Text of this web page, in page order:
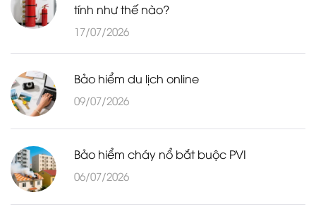
tính như thế nào?
17/07/2026
Bảo hiểm du lịch online
09/07/2026
Bảo hiểm cháy nổ bắt buộc PVI
06/07/2026